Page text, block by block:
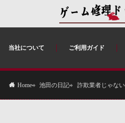
当社について ご利用ガイド
Home 池田の日記 詐欺業者じゃな